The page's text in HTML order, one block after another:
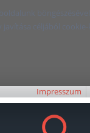
javítása céljából cookie-
Impresszum